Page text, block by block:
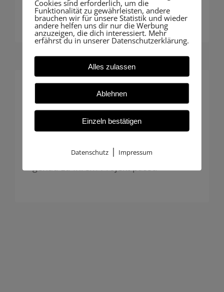
zukunftssicher.
Individuelle Betreuung
Insbesondere Hausbauer profitieren
Maßgeschneiderte Begleitung, die
genau zu Ihrem Projekt passt.
Cookies sind erforderlich, um die
Funktionalität zu gewährleisten, andere
brauchen wir für unsere Statistik und wieder
andere helfen uns dir nur die Werbung
anzuzeigen, die dich interessiert. Mehr
erfährst du in unserer Datenschutzerklärung.
Alles zulassen
Ablehnen
Einzeln bestätigen
Datenschutz | Impressum